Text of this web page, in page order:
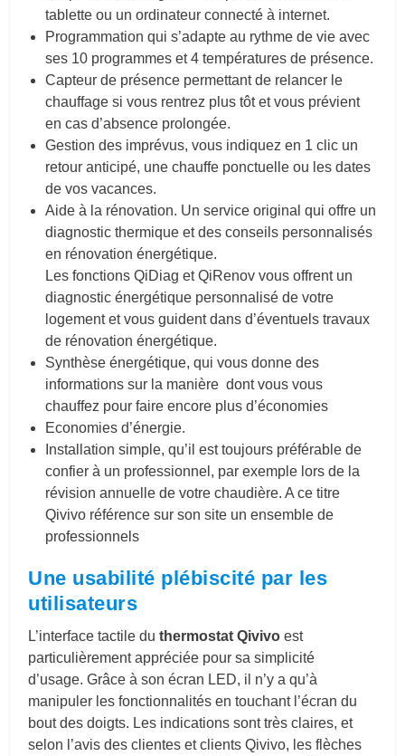
tablette ou un ordinateur connecté à internet.
Programmation qui s’adapte au rythme de vie avec
ses 10 programmes et 4 températures de présence.
Capteur de présence permettant de relancer le
chauffage si vous rentrez plus tôt et vous prévient
en cas d’absence prolongée.
Gestion des imprévus, vous indiquez en 1 clic un
retour anticipé, une chauffe ponctuelle ou les dates
de vos vacances.
Aide à la rénovation. Un service original qui offre un
diagnostic thermique et des conseils personnalisés
en rénovation énergétique.
Les fonctions QiDiag et QiRenov vous offrent un
diagnostic énergétique personnalisé de votre
logement et vous guident dans d’éventuels travaux
de rénovation énergétique.
Synthèse énergétique, qui vous donne des
informations sur la manière dont vous vous
chauffez pour faire encore plus d’économies
Economies d’énergie.
Installation simple, qu’il est toujours préférable de
confier à un professionnel, par exemple lors de la
révision annuelle de votre chaudière. A ce titre
Qivivo référence sur son site un ensemble de
professionnels
Une usabilité plébiscité par les
utilisateurs
L’interface tactile duthermostat Qivivo est
particulièrement appréciée pour sa simplicité
d’usage. Grâce à son écran LED, il n’y a qu’à
manipuler les fonctionnalités en touchant l’écran du
bout des doigts. Les indications sont très claires, et
selon l’avis des clientes et clients Qivivo, les flèches